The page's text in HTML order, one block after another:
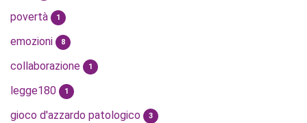
povertà 1
emozioni 8
collaborazione 1
legge180 1
gioco d'azzardo patologico 3